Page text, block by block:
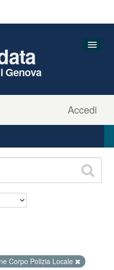
Accedi
Genova
Corpo Polizia Locale